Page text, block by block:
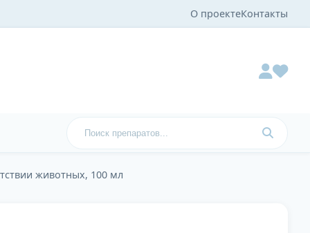
О проектеКонтакты
животных, 100 мл